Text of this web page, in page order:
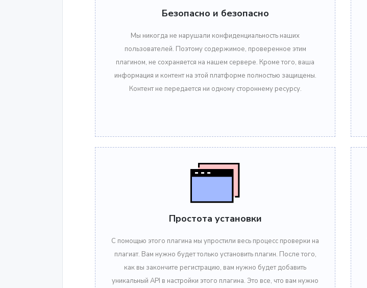
Безопасно и безопасно
Мы никогда не нарушали конфиденциальность наших
пользователей. Поэтому содержимое, проверенное этим
плагином, не сохраняется на нашем сервере. Кроме того, ваша
информация и контент на этой платформе полностью защищены.
Контент не передается ни одному стороннему ресурсу.
Простота установки
С помощью этого плагина мы упростили весь процесс проверки на
плагиат. Вам нужно будет только установить плагин. После того,
как вы закончите регистрацию, вам нужно будет добавить
уникальный API в настройки этого плагина. Это все, что вам нужно